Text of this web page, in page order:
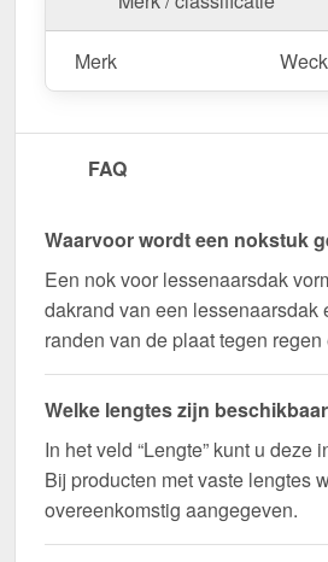
Bestel nu Nok lessenaarsdak |
bestellen – Op maat gemaakt
nu en profiteer van een snelle
Wegens maatwerk / customisatie van
Merk
FAQ
Waarvoor wordt een nokstuk
Een nok voor lessenaarsdak
dakrand van een lessenaarsdak
randen van de plaat tegen regen
Welke lengtes zijn
In het veld “Lengte” kunt u deze
Bij producten met vaste lengtes
overeenkomstig aangegeven.